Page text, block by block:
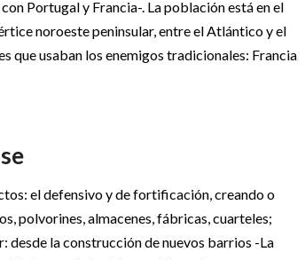
Portugal y Francia-. La población está en el
noroeste peninsular, entre el Atlántico y el
que usaban los enemigos tradicionales: Francia
el defensivo y de fortificación, creando o
polvorines, almacenes, fábricas, cuarteles;
desde la construcción de nuevos barrios -La